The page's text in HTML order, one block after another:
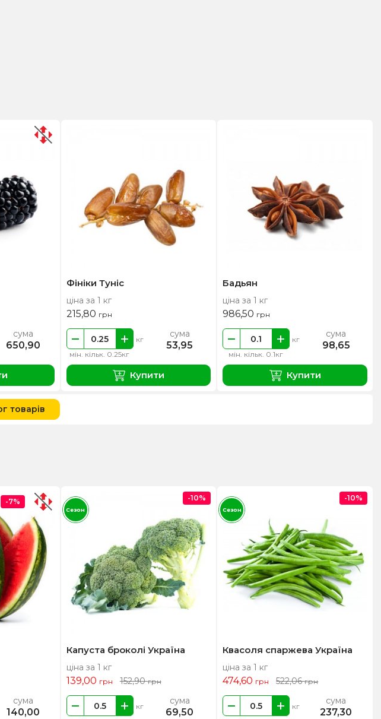
сума
650,90
Фініки Туніс
ціна за 1 кг
215,80 грн
мін. кільк. 0.25кг
кг сума
53,95
Купити
Бадьян
ціна за 1 кг
986,50 грн
мін. кільк. 0.1кг
кг сума
98,65
Купити
товарів
сума
140,00
-7%
Капуста броколі Україна
ціна за 1 кг
139,00 грн 152,90грн
кг сума
69,50
-10%
Сезон
Квасоля спаржева Україна
ціна за 1 кг
474,60 грн 522,06грн
кг сума
237,30
-10%
Сезон